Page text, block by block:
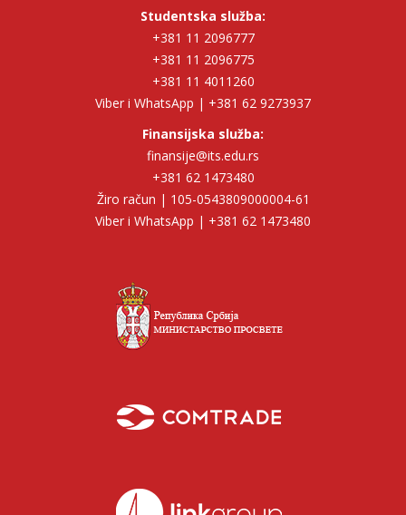
Studentska služba:
+381 11 2096777
+381 11 2096775
+381 11 4011260
Viber i WhatsApp | +381 62 9273937
Finansijska služba:
finansije@its.edu.rs
+381 62 1473480
Žiro račun | 105-0543809000004-61
Viber i WhatsApp | +381 62 1473480